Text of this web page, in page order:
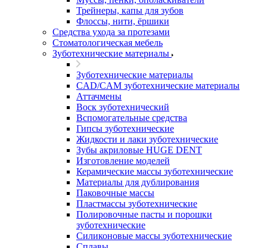
Трейнеры, капы для зубов
Флоссы, нити, ёршики
Средства ухода за протезами
Стоматологическая мебель
Зуботехнические материалы
Зуботехнические материалы
CAD/CAM зуботехнические материалы
Аттачмены
Воск зуботехнический
Вспомогательные средства
Гипсы зуботехнические
Жидкости и лаки зуботехнические
Зубы акриловые HUGE DENT
Изготовление моделей
Керамические массы зуботехнические
Материалы для дублирования
Паковочные массы
Пластмассы зуботехнические
Полировочные пасты и порошки
зуботехнические
Силиконовые массы зуботехнические